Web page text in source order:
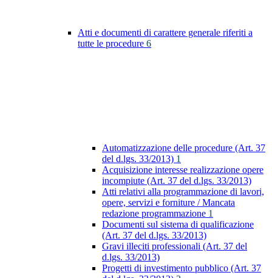
Atti e documenti di carattere generale riferiti a
tutte le procedure 6
Automatizzazione delle procedure (Art. 37
del d.lgs. 33/2013) 1
Acquisizione interesse realizzazione opere
incompiute (Art. 37 del d.lgs. 33/2013)
Atti relativi alla programmazione di lavori,
opere, servizi e forniture / Mancata
redazione programmazione 1
Documenti sul sistema di qualificazione
(Art. 37 del d.lgs. 33/2013)
Gravi illeciti professionali (Art. 37 del
d.lgs. 33/2013)
Progetti di investimento pubblico (Art. 37